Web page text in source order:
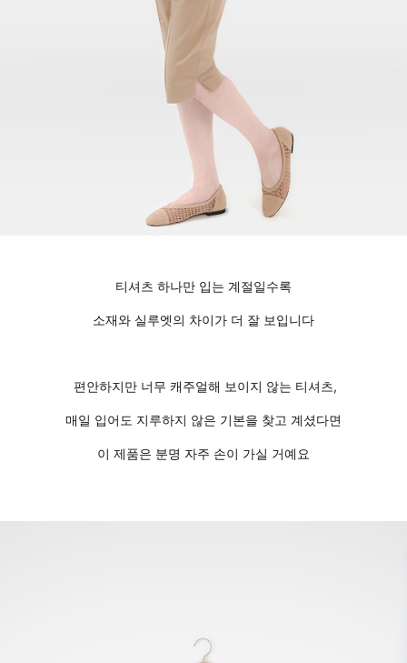
티셔츠 하나만 입는 계절일수록
소재와 실루엣의 차이가 더 잘 보입니다
편안하지만 너무 캐주얼해 보이지 않는 티셔츠,
매일 입어도 지루하지 않은 기본을 찾고 계셨다면
이 제품은 분명 자주 손이 가실 거예요